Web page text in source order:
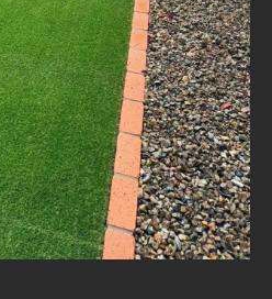
の作品を活かした空間づくり
連携で生まれるデザイン
楽しむためのスペース設計
々市市のテラスデザインアイ
アプローチ
めのシェード設計
てるデザイン